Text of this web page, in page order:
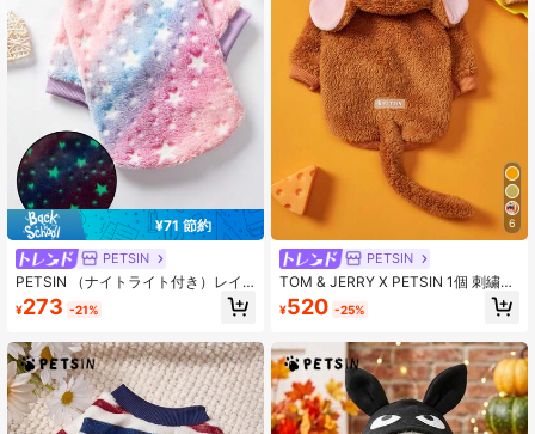
¥71 節約
PETSIN
PETSIN （ナイトライト付き）レイ
ンボーグラデーションルミナススタ
ープリントフランネルペットスウェ
¥273 -21%
6
PETSIN
TOM & JERRY X PETSIN 1個 刺繍入
り立体耳付き かわいい両面ぬいぐる
みパーカー付き犬用パーカー、暖か
の楽しいコスプレ散歩に最適
¥520 -25%